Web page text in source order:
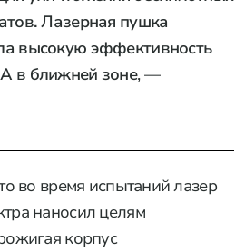
Лазерная пушка
высокую эффективность
в ближней зоне, —
во время испытаний лазер
наносил целям
корпус